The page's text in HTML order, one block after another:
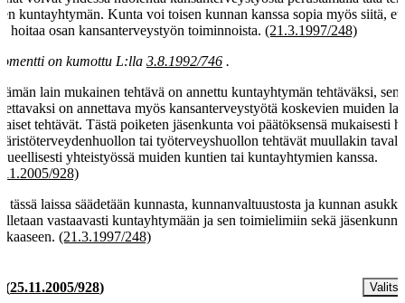
kuntayhtymän. Kunta voi toisen kunnan kanssa sopia myös siitä,
hoitaa osan kansanterveystyön toiminnoista. (21.3.1997/248)
on kumottu L:lla 3.8.1992/746 .
tämän lain mukainen tehtävä on annettu kuntayhtymän tehtäväksi, sen
on annettava myös kansanterveystyötä koskevien muiden
tehtävät. Tästä poiketen jäsenkunta voi päätöksensä mukaisesti
tai työterveyshuollon tehtävät muullakin
yhteistyössä muiden kuntien tai kuntayhtymien kanssa.
928)
tässä laissa säädetään kunnasta, kunnanvaltuustosta ja kunnan
vastaavasti kuntayhtymään ja sen toimielimiin sekä
(21.3.1997/248)
(25.11.2005/928)